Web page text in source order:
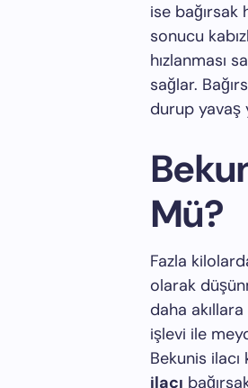
ise bağırsak
sonucu
hızlanması
sağlar.
durup yavaş
Mü?
Fazla
olarak
daha
işlevi ile
Bekunis ilacı
ilacı